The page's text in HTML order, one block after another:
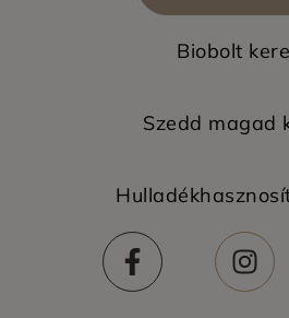
Biobolt
Szedd magad